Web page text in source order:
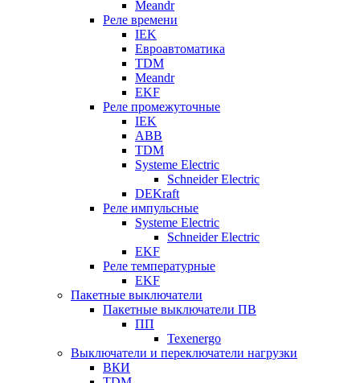
Meandr
Реле времени
IEK
Евроавтоматика
TDM
Meandr
EKF
Реле промежуточные
IEK
ABB
TDM
Systeme Electric
Schneider Electric
DEKraft
Реле импульсные
Systeme Electric
Schneider Electric
EKF
Реле температурные
EKF
Пакетные выключатели
Пакетные выключатели ПВ
ПП
Texenergo
Выключатели и переключатели нагрузки
ВКИ